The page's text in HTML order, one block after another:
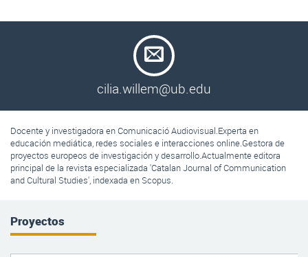
cilia.willem@ub.edu
Docente y investigadora en Comunicació Audiovisual.Experta en
educación mediática, redes sociales e interacciones online.Gestora de
proyectos europeos de investigación y desarrollo.Actualmente editora
principal de la revista especializada 'Catalan Journal of Communication
and Cultural Studies', indexada en Scopus.
Proyectos